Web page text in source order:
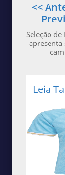
<<
Seleção de
apresenta
Leia